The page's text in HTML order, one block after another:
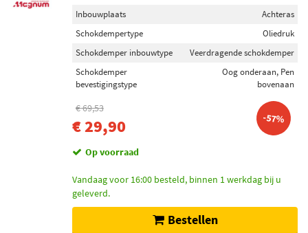
Inbouwplaats
Achteras
Schokdempertype
Oliedruk
Schokdemper inbouwtype
Veerdragende schokdemper
Schokdemper
bevestigingstype
Oog onderaan, Pen
bovenaan
€ 69,53
€ 29,90 -57%
Op voorraad
Vandaag voor 16:00 besteld, binnen 1 werkdag bij u
geleverd.
Bestellen